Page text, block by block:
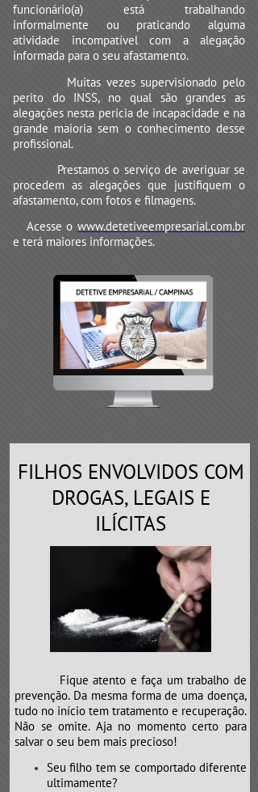
funcionário(a) está trabalhando
informalmente ou praticando alguma
atividade incompatível com a alegação
informada para o seu afastamento.
Muitas vezes supervisionado pelo
perito do INSS, no qual são grandes as
alegações nesta pericia de incapacidade e na
grande maioria sem o conhecimento desse
profissional.
Prestamos o serviço de averiguar se
procedem as alegações que justifiquem o
afastamento, com fotos e filmagens.
Acesse owww.detetiveempresarial.com.br
e terá maiores informações.
FILHOS ENVOLVIDOS COM
DROGAS, LEGAIS E
ILÍCITAS
Fique atento e faça um trabalho de
prevenção. Da mesma forma de uma doença,
tudo no início tem tratamento e recuperação.
Não se omite. Aja no momento certo para
salvar o seu bem mais precioso!
Seu filho tem se comportado diferente
ultimamente?